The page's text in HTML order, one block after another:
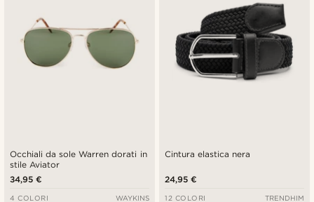
Occhiali da sole Warren dorati in
stile Aviator
34,95 €
4 COLORI WAYKINS
Cintura elastica nera
24,95 €
12 COLORI TRENDHIM